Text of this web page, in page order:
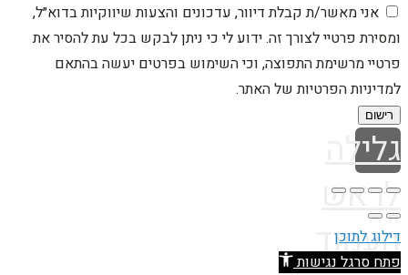
אני מאשר/ת קבלת דיוור, עדכונים והצעות שיווקיות בדוא״ל,
ומסירת פרטיי לצורך זה. ידוע לי כי ניתן לבקש בכל עת להסיר את
פרטיי מרשימת התפוצה, וכי השימוש בפרטים יעשה בהתאם
למדיניות הפרטיות של האתר.
רישום
גלילה
לראש
העמוד
דילוג לתוכן
פתח סרגל נגישות